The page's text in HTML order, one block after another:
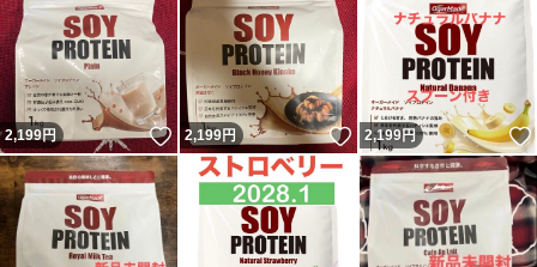
2,199円 いいね！
2,199円 いいね！
2,199円